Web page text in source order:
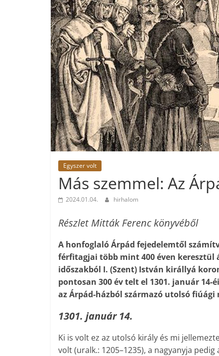
Egyszer volt
Más szemmel: Az
2024.01.04. hirhalom
Részlet Mitták Ferenc könyvéből
A honfoglaló Árpád fejedelemtől
férfitagjai több mint 400 éven keresztül
időszakból I. (Szent) István királlyá
pontosan 300 év telt el 1301. január
az Árpád-házból származó utolsó
1301. január 14.
Ki is volt ez az utolsó király és mi
volt (uralk.: 1205–1235), a nagyanyja